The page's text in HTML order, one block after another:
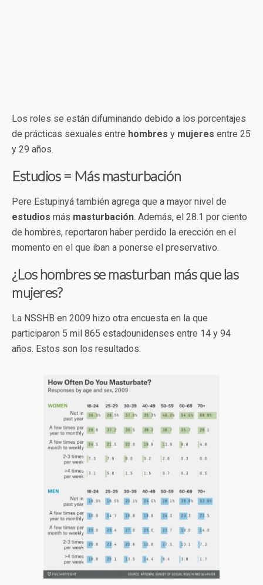
Los roles se están difuminando debido a los porcentajes
de prácticas sexuales entre hombres y mujeres entre 25
y 29 años.
Estudios = Más masturbación
Pere Estupinyá también agrega que a mayor nivel de
estudios más masturbación. Además, el 28.1 por ciento
de hombres, reportaron haber perdido la erección en el
momento en el que iban a ponerse el preservativo.
¿Los hombres se masturban más que las
mujeres?
La NSSHB en 2009 hizo otra encuesta en la que
participaron 5 mil 865 estadounidenses entre 14 y 94
años. Estos son los resultados: